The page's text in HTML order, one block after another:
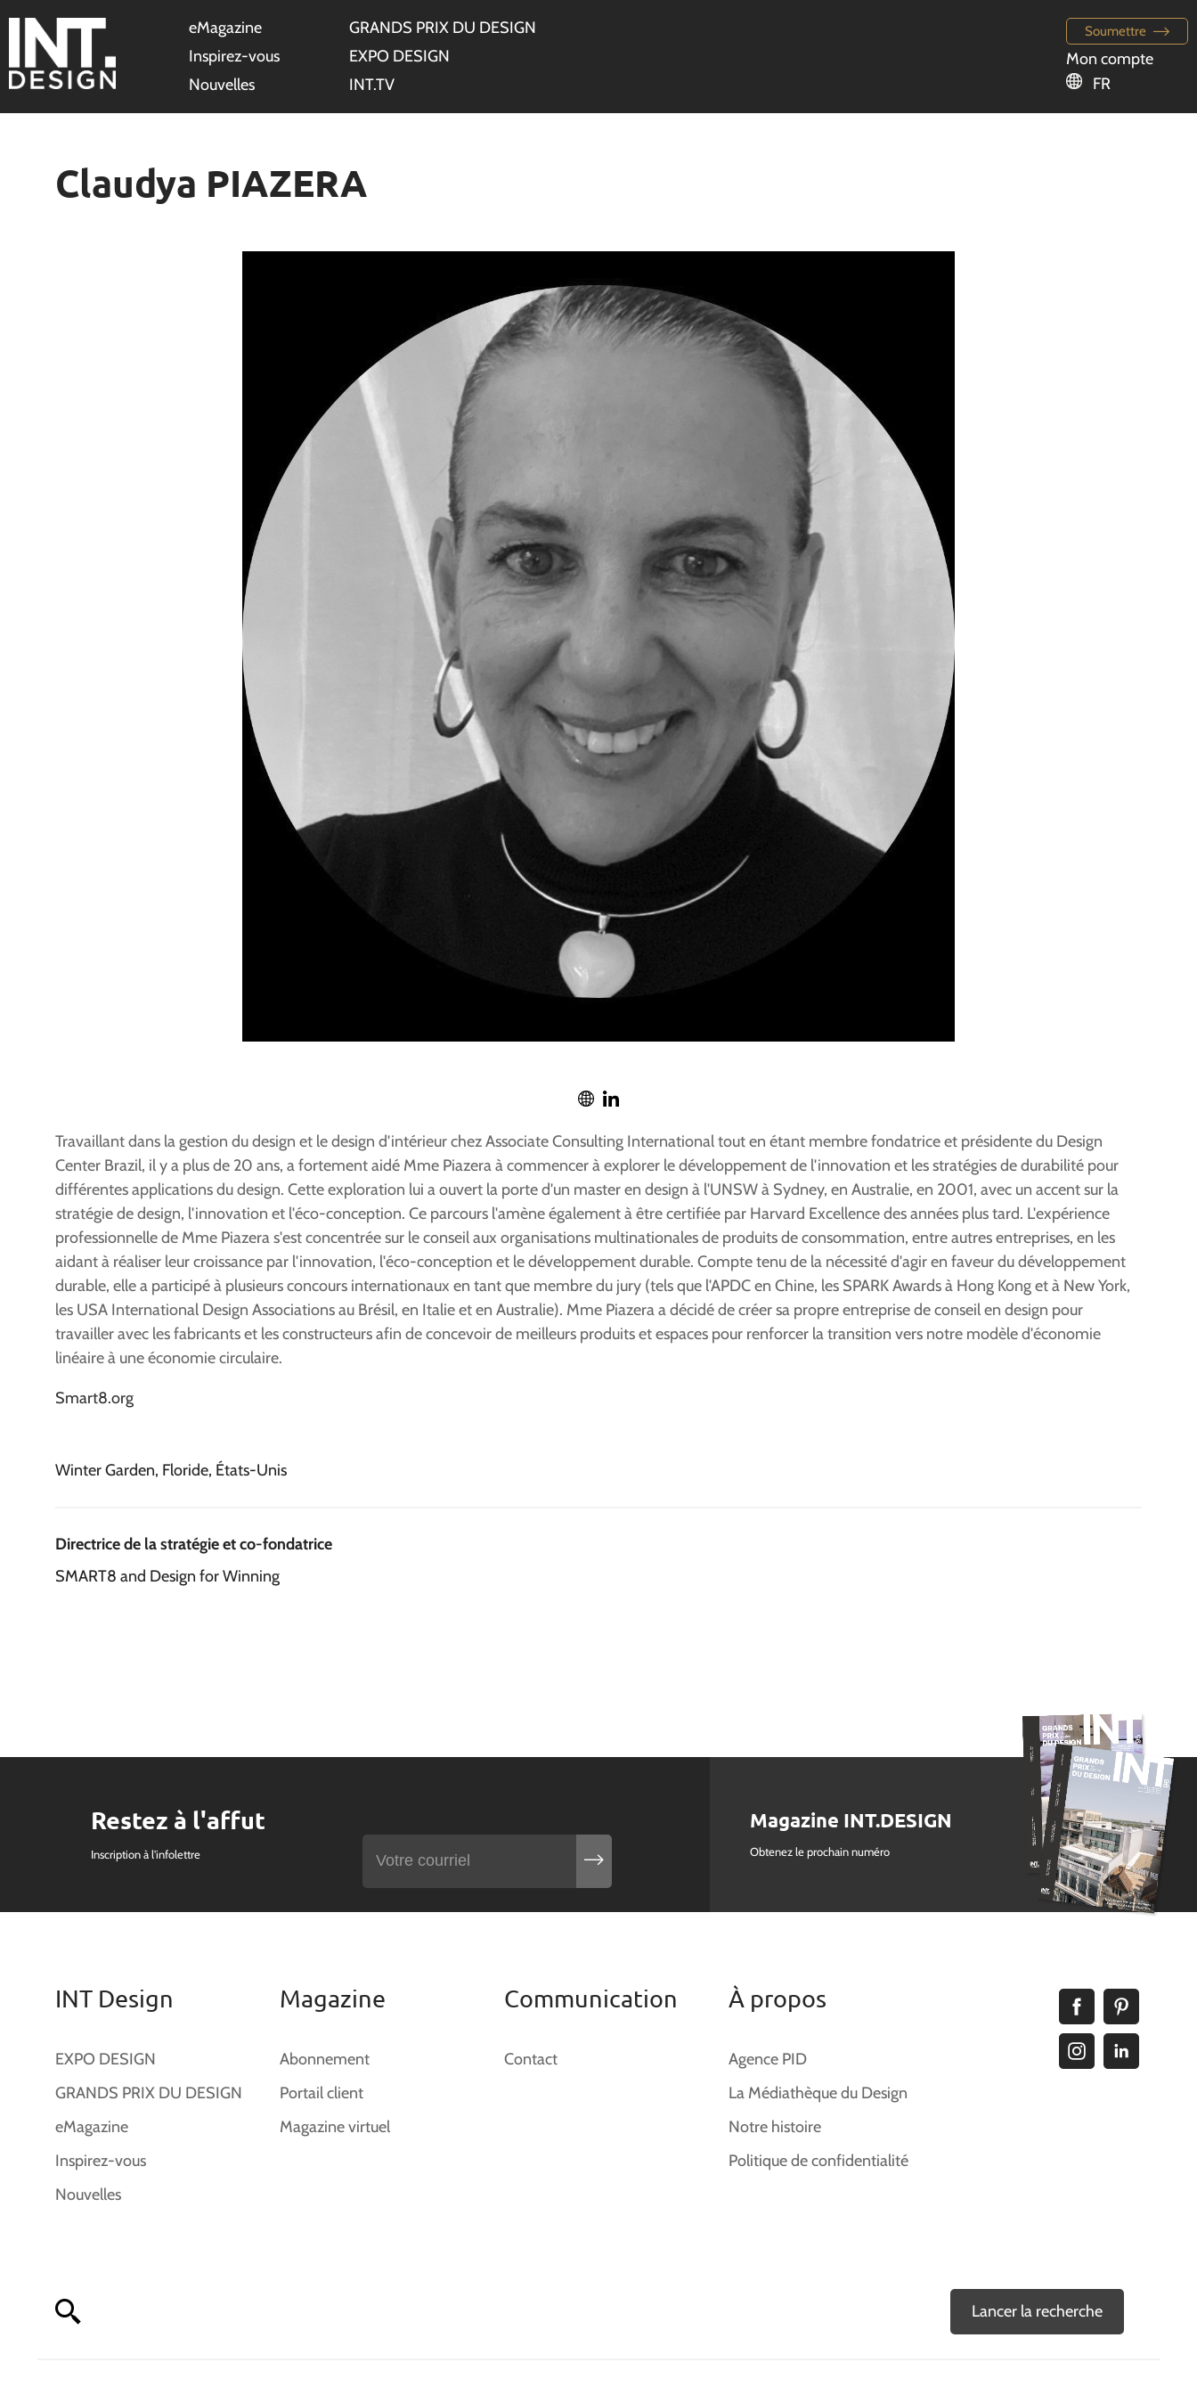
eMagazine
Inspirez-vous
Nouvelles
GRANDS PRIX DU DESIGN
EXPO DESIGN
INT.TV
Soumettre
Mon compte
FR
Claudya PIAZERA
Travaillant dans la gestion du design et le design d'intérieur chez Associate Consulting International tout en étant membre fondatrice et présidente du Design
Center Brazil, il y a plus de 20 ans, a fortement aidé Mme Piazera à commencer à explorer le développement de l'innovation et les stratégies de durabilité pour
différentes applications du design. Cette exploration lui a ouvert la porte d'un master en design à l'UNSW à Sydney, en Australie, en 2001, avec un accent sur la
stratégie de design, l'innovation et l'éco-conception. Ce parcours l'amène également à être certifiée par Harvard Excellence des années plus tard. L'expérience
professionnelle de Mme Piazera s'est concentrée sur le conseil aux organisations multinationales de produits de consommation, entre autres entreprises, en les
aidant à réaliser leur croissance par l'innovation, l'éco-conception et le développement durable. Compte tenu de la nécessité d'agir en faveur du développement
durable, elle a participé à plusieurs concours internationaux en tant que membre du jury (tels que l'APDC en Chine, les SPARK Awards à Hong Kong et à New York,
les USA International Design Associations au Brésil, en Italie et en Australie). Mme Piazera a décidé de créer sa propre entreprise de conseil en design pour
travailler avec les fabricants et les constructeurs afin de concevoir de meilleurs produits et espaces pour renforcer la transition vers notre modèle d'économie
linéaire à une économie circulaire.
Smart8.org
Winter Garden, Floride, États-Unis
Directrice de la stratégie et co-fondatrice
SMART8 and Design for Winning
Restez à l'affut
Inscription à l'infolettre
Magazine INT.DESIGN
Obtenez le prochain numéro
INT Design
EXPO DESIGN
GRANDS PRIX DU DESIGN
eMagazine
Inspirez-vous
Nouvelles
Magazine
Abonnement
Portail client
Magazine virtuel
Communication
Contact
À propos
Agence PID
La Médiathèque du Design
Notre histoire
Politique de confidentialité
Lancer la recherche